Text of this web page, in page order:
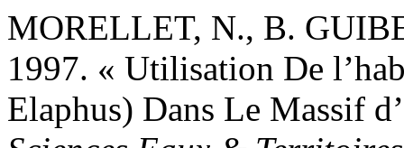
MORELLET, N., B.
1997. « Utilisation De
Elaphus) Dans Le Massif